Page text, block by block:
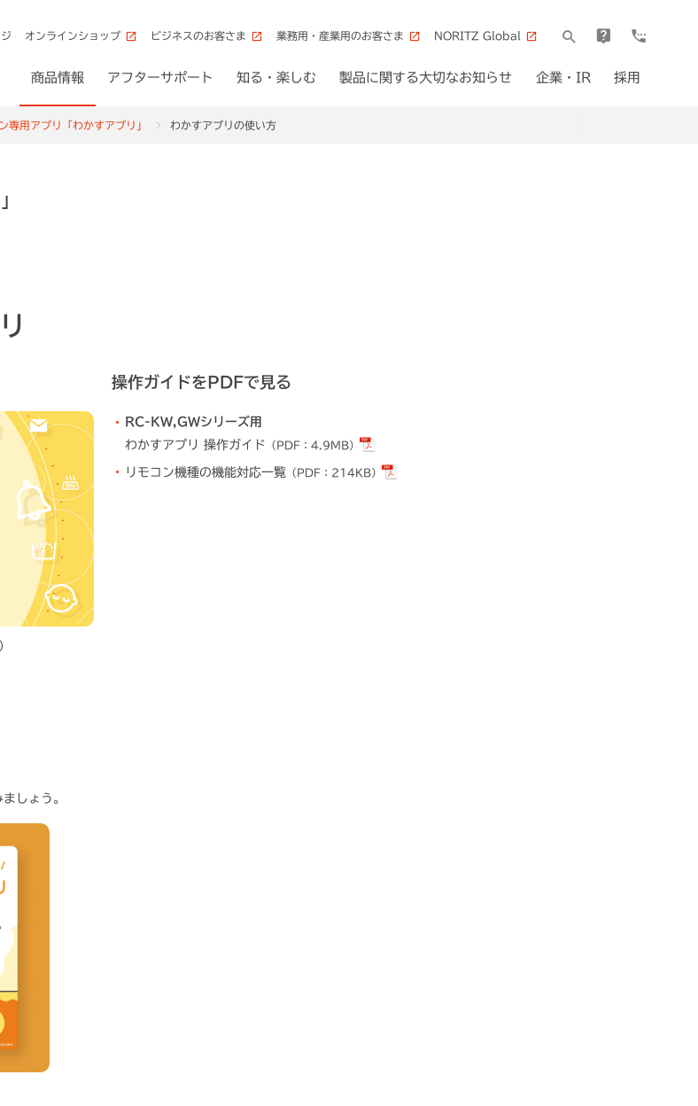
オンラインショップ ビジネスのお客さま 業務用・産業用のお客さま NORITZ Global
商品情報 アフターサポート 知る・楽しむ 製品に関する大切なお知らせ 企業・IR 採用
専用アプリ「わかすアプリ」 わかすアプリの使い方
操作ガイドをPDFで見る
RC-KW,GWシリーズ用
わかすアプリ 操作ガイド
（PDF：4.9MB）
リモコン機種の機能対応一覧 （PDF：214KB）
しょう。